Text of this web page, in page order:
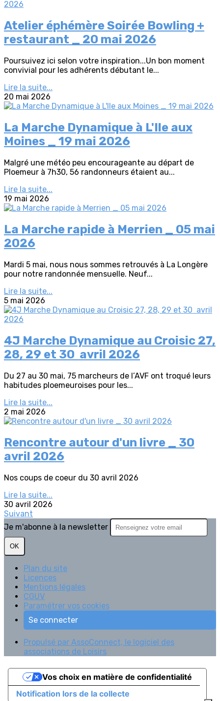
Atelier éphémère Soirée Bowling +
restaurant _ 20 mai 2026
Poursuivez ici selon votre inspiration...Un bon moment
convivial pour les adhérents débutant le...
Lire la suite...
20 mai 2026
La Marche Dynamique à L'Ile aux
Moines _ 19 mai 2026
Malgré une météo peu encourageante au départ de
Ploemeur à 7h30, 56 randonneurs étaient au...
Lire la suite...
19 mai 2026
La Marche rapide à Merrien _ 05 mai
2026
Mardi 5 mai, nous nous sommes retrouvés à La Longère
pour notre randonnée mensuelle. Neuf...
Lire la suite...
5 mai 2026
4J Marche Dynamique au Croisic 27,
28, 29 et 30 avril 2026
Du 27 au 30 mai, 75 marcheurs de l’AVF ont troqué leurs
habitudes ploemeuroises pour les...
Lire la suite...
2 mai 2026
Rencontre autour d'un livre _ 30
avril 2026
Nos coups de coeur du 30 avril 2026
Lire la suite...
30 avril 2026
Suivant
Je m'abonne à la newsletter
OK
Plan du site
Licences
Mentions légales
CGUV
Paramétrer vos cookies
Se connecter
Propulsé par AssoConnect, le logiciel des
associations de Loisirs
Notification lors de la collecte
Vos choix en matière de confidentialité